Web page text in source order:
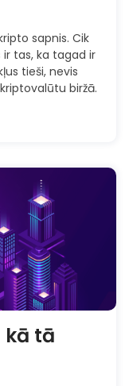
sapnis. Cik
tas, ka tagad ir
tieši, nevis
biržā.
kā tā